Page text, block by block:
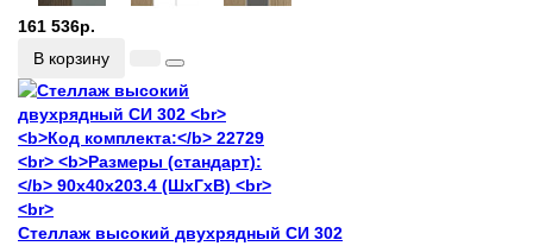
161 536р.
В корзину
Стеллаж высокий двухрядный СИ 302